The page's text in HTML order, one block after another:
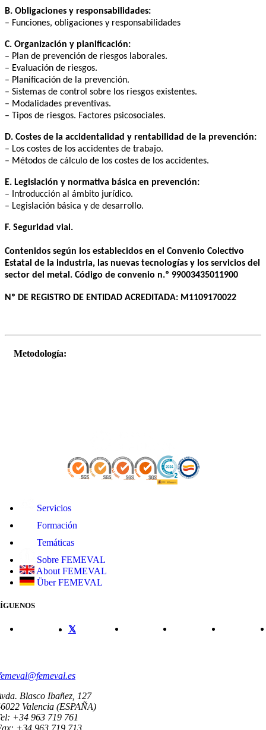
B. Obligaciones y responsabilidades:
– Funciones, obligaciones y responsabilidades
C. Organización y planificación:
– Plan de prevención de riesgos laborales.
– Evaluación de riesgos.
– Planificación de la prevención.
– Sistemas de control sobre los riesgos existentes.
– Modalidades preventivas.
– Tipos de riesgos. Factores psicosociales.
D. Costes de la accidentalidad y rentabilidad de la prevención:
– Los costes de los accidentes de trabajo.
– Métodos de cálculo de los costes de los accidentes.
E. Legislación y normativa básica en prevención:
– Introducción al ámbito jurídico.
– Legislación básica y de desarrollo.
F. Seguridad vial.
Contenidos según los establecidos en el Convenio Colectivo
Estatal de la industria, las nuevas tecnologías y los servicios del
sector del metal. Código de convenio n.º 99003435011900
Nº DE REGISTRO DE ENTIDAD ACREDITADA: M1109170022
Metodología:
Servicios
Formación
Temáticas
Sobre FEMEVAL
About FEMEVAL
Über FEMEVAL
Blasco Ibañez, 127
Valencia (ESPAÑA)
+34 963 719 761